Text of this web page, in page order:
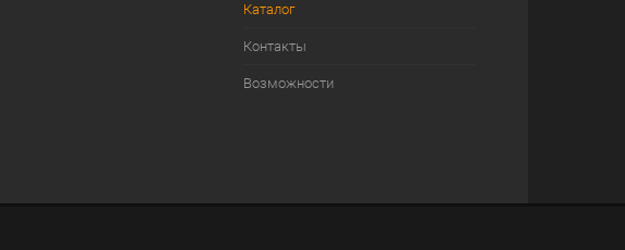
Каталог
Контакты
Возможности